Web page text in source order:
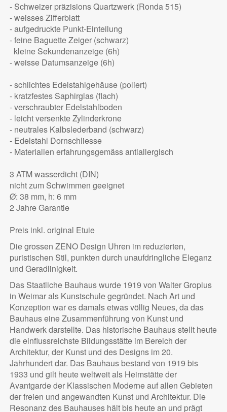
- Schweizer präzisions Quartzwerk (Ronda 515)
- weisses Zifferblatt
- aufgedruckte Punkt-Einteilung
- feine Baguette Zeiger (schwarz)
kleine Sekundenanzeige (6h)
- weisse Datumsanzeige (6h)
- schlichtes Edelstahlgehäuse (poliert)
- kratzfestes Saphirglas (flach)
- verschraubter Edelstahlboden
- leicht versenkte Zylinderkrone
- neutrales Kalbslederband (schwarz)
- Edelstahl Dornschliesse
- Materialien erfahrungsgemäss antiallergisch
3 ATM wasserdicht (DIN)
nicht zum Schwimmen geeignet
Ø: 38 mm, h: 6 mm
2 Jahre Garantie
Preis inkl. original Etuie
Die grossen ZENO Design Uhren im reduzierten,
puristischen Stil, punkten durch unaufdringliche Eleganz
und Geradlinigkeit.
Das Staatliche Bauhaus wurde 1919 von Walter Gropius
in Weimar als Kunstschule gegründet. Nach Art und
Konzeption war es damals etwas völlig Neues, da das
Bauhaus eine Zusammenführung von Kunst und
Handwerk darstellte. Das historische Bauhaus stellt heute
die einflussreichste Bildungsstätte im Bereich der
Architektur, der Kunst und des Designs im 20.
Jahrhundert dar. Das Bauhaus bestand von 1919 bis
1933 und gilt heute weltweit als Heimstätte der
Avantgarde der Klassischen Moderne auf allen Gebieten
der freien und angewandten Kunst und Architektur. Die
Resonanz des Bauhauses hält bis heute an und prägt